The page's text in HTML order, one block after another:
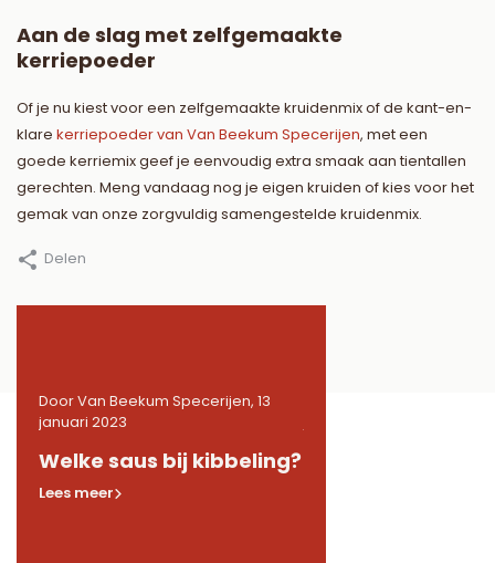
Aan de slag met zelfgemaakte
kerriepoeder
Of je nu kiest voor een zelfgemaakte kruidenmix of de kant-en-
klare kerriepoeder van Van Beekum Specerijen, met een
goede kerriemix geef je eenvoudig extra smaak aan tientallen
gerechten. Meng vandaag nog je eigen kruiden of kies voor het
gemak van onze zorgvuldig samengestelde kruidenmix.
Delen
Door Van Beekum Specerijen, 13
januari 2023
Welke saus bij kibbeling?
Lees meer